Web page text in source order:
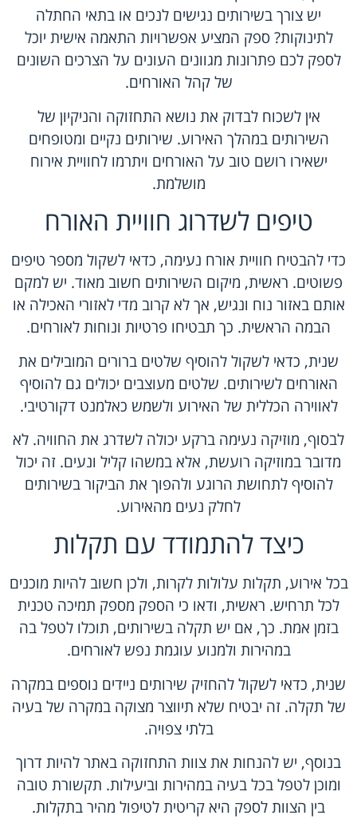
יש צורך בשירותים נגישים לנכים או בתאי החתלה
לתינוקות? ספק המציע אפשרויות התאמה אישית יוכל
לספק לכם פתרונות מגוונים העונים על הצרכים השונים
של קהל האורחים.
אין לשכוח לבדוק את נושא התחזוקה והניקיון של
השירותים במהלך האירוע. שירותים נקיים ומטופחים
ישאירו רושם טוב על האורחים ויתרמו לחוויית אירוח
מושלמת.
טיפים לשדרוג חוויית האורח
כדי להבטיח חוויית אורח נעימה, כדאי לשקול מספר טיפים
פשוטים. ראשית, מיקום השירותים חשוב מאוד. יש למקם
אותם באזור נוח ונגיש, אך לא קרוב מדי לאזורי האכילה או
הבמה הראשית. כך תבטיחו פרטיות ונוחות לאורחים.
שנית, כדאי לשקול להוסיף שלטים ברורים המובילים את
האורחים לשירותים. שלטים מעוצבים יכולים גם להוסיף
לאווירה הכללית של האירוע ולשמש כאלמנט דקורטיבי.
לבסוף, מוזיקה נעימה ברקע יכולה לשדרג את החוויה. לא
מדובר במוזיקה רועשת, אלא במשהו קליל ונעים. זה יכול
להוסיף לתחושת הרוגע ולהפוך את הביקור בשירותים
לחלק נעים מהאירוע.
כיצד להתמודד עם תקלות
בכל אירוע, תקלות עלולות לקרות, ולכן חשוב להיות מוכנים
לכל תרחיש. ראשית, ודאו כי הספק מספק תמיכה טכנית
בזמן אמת. כך, אם יש תקלה בשירותים, תוכלו לטפל בה
במהירות ולמנוע עוגמת נפש לאורחים.
שנית, כדאי לשקול להחזיק שירותים ניידים נוספים במקרה
של תקלה. זה יבטיח שלא תיווצר מצוקה במקרה של בעיה
בלתי צפויה.
בנוסף, יש להנחות את צוות התחזוקה באתר להיות דרוך
ומוכן לטפל בכל בעיה במהירות וביעילות. תקשורת טובה
בין הצוות לספק היא קריטית לטיפול מהיר בתקלות.